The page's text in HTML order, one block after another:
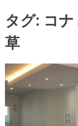
タグ: コ
草